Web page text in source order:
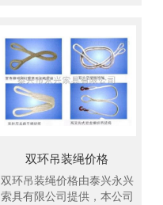
双环吊装绳价格
双环吊装绳价格由泰兴永兴
索具有限公司提供，本公司